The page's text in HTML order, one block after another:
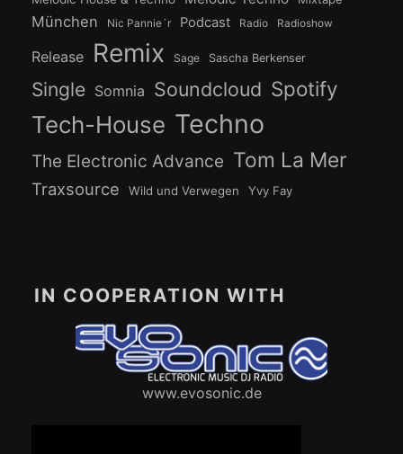
München Nic Pannie´r Podcast Radio Radioshow
Release Remix Sage Sascha Berkenser
Single Somnia Soundcloud Spotify
Tech-House Techno
The Electronic Advance Tom La Mer
Traxsource Wild und Verwegen Yvy Fay
IN COOPERATION WITH
www.evosonic.de